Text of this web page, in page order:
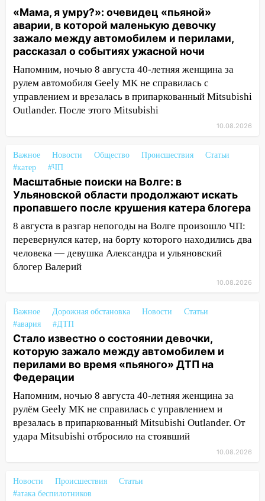
10:51 В Ульяновской области
перехвачены четыре беспилотника
10:15
Соцсети: мотоциклист врезался в
«Калину» в Новом городе
10:11 Во время атаки беспилотников в
Нижнекамске погибли люди: в
месячной нормы осадков и упало 111
деревьев в Ульяновске
10:00 В Кузоватово ураганный ветер
повредил кровли районного дома
культуры и школы
09:20 Момент падения дерева на
машину в Ульяновске попал на видео
09:16
Утро ульяновских водителей
началось с «глухой» пробки на старом
09:10
Соцсети: на Московском шоссе в
Ульяновске произошла авария
08:02 В Ульяновске во время
диспансеризации у 26-летнего парня
выявили онкологию
07:00 Прохладная ночь и ветреный
день: прогноз погоды в Ульяновске 10
августа
парализовали Ульяновскую область: ЧП
за выходные
«Мама, я умру?»: очевидец «пьяной»
аварии, в которой маленькую девочку
зажало между автомобилем и перилами,
рассказал о событиях ужасной ночи
Напомним, ночью 8 августа 40-летняя женщина за
рулем автомобиля Geely MK не справилась с
управлением и врезалась в припаркованный Mitsubishi
Outlander. После этого Mitsubishi
10.08.2026
Важное Новости Общество Происшествия
Статьи
#катер
#ЧП
Масштабные поиски на Волге: в
Ульяновской области продолжают искать
пропавшего после крушения катера блогера
8 августа в разгар непогоды на Волге произошло ЧП:
перевернулся катер, на борту которого находились два
человека — девушка Александра и ульяновский
блогер Валерий
10.08.2026
Важное Дорожная обстановка Новости
Статьи
#авария
#ДТП
Стало известно о состоянии девочки,
которую зажало между автомобилем и
перилами во время «пьяного» ДТП на
Федерации
Напомним, ночью 8 августа 40-летняя женщина за
рулём Geely MK не справилась с управлением и
врезалась в припаркованный Mitsubishi Outlander. От
удара Mitsubishi отбросило на стоявший
10.08.2026
Новости Происшествия
Статьи
#атака беспилотников